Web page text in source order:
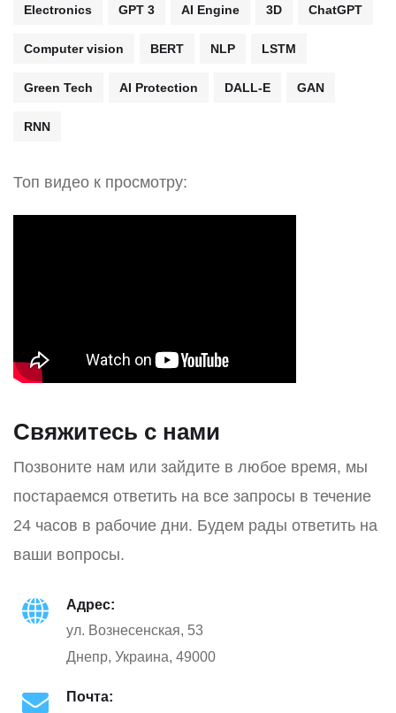
Electronics GPT 3 AI Engine 3D ChatGPT
Computer vision BERT NLP LSTM
Green Tech AI Protection DALL-E GAN
RNN
Топ видео к просмотру:
Свяжитесь с нами
Позвоните нам или зайдите в любое время, мы
постараемся ответить на все запросы в течение
24 часов в рабочие дни. Будем рады ответить на
ваши вопросы.
Адрес:
ул. Вознесенская, 53
Днепр, Украина, 49000
Почта: